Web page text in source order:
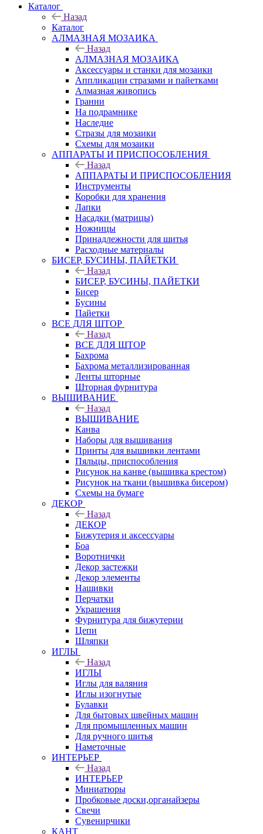
Каталог
Назад
Каталог
АЛМАЗНАЯ МОЗАИКА
Назад
АЛМАЗНАЯ МОЗАИКА
Аксессуары и станки для мозаики
Аппликации стразами и пайетками
Алмазная живопись
Гранни
На подрамнике
Наследие
Стразы для мозаики
Схемы для мозаики
АППАРАТЫ И ПРИСПОСОБЛЕНИЯ
Назад
АППАРАТЫ И ПРИСПОСОБЛЕНИЯ
Инструменты
Коробки для хранения
Лапки
Насадки (матрицы)
Ножницы
Принадлежности для шитья
Расходные материалы
БИСЕР, БУСИНЫ, ПАЙЕТКИ
Назад
БИСЕР, БУСИНЫ, ПАЙЕТКИ
Бисер
Бусины
Пайетки
ВСЕ ДЛЯ ШТОР
Назад
ВСЕ ДЛЯ ШТОР
Бахрома
Бахрома металлизированная
Ленты шторные
Шторная фурнитура
ВЫШИВАНИЕ
Назад
ВЫШИВАНИЕ
Канва
Наборы для вышивания
Принты для вышивки лентами
Пяльцы, приспособления
Рисунок на канве (вышивка крестом)
Рисунок на ткани (вышивка бисером)
Схемы на бумаге
ДЕКОР
Назад
ДЕКОР
Бижутерия и аксессуары
Боа
Воротнички
Декор застежки
Декор элементы
Нашивки
Перчатки
Украшения
Фурнитура для бижутерии
Цепи
Шляпки
ИГЛЫ
Назад
ИГЛЫ
Иглы для валяния
Иглы изогнутые
Булавки
Для бытовых швейных машин
Для промышленных машин
Для ручного шитья
Наметочные
ИНТЕРЬЕР
Назад
ИНТЕРЬЕР
Миниатюры
Пробковые доски,органайзеры
Свечи
Сувенирчики
КАНТ